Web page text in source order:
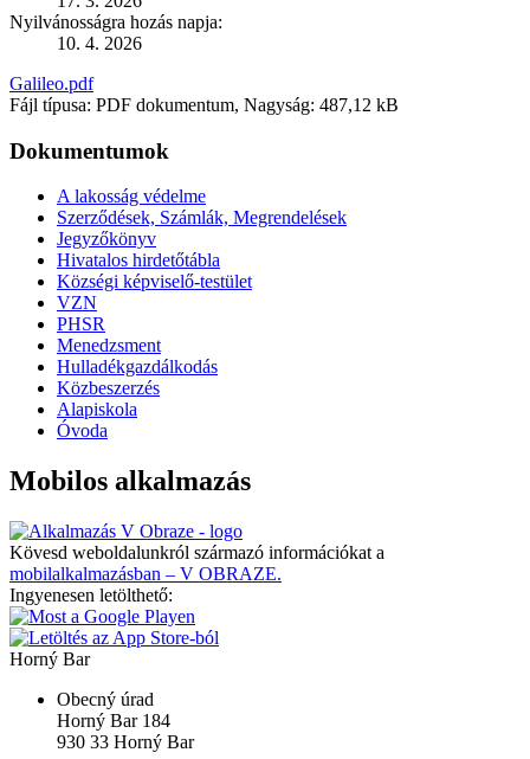
Nyilvánosságra hozás napja:
10. 4. 2026
Galileo.pdf
Fájl típusa: PDF dokumentum, Nagyság: 487,12 kB
Dokumentumok
A lakosság védelme
Szerződések, Számlák, Megrendelések
Jegyzőkönyv
Hivatalos hirdetőtábla
Községi képviselő-testület
VZN
PHSR
Menedzsment
Hulladékgazdálkodás
Közbeszerzés
Alapiskola
Óvoda
Mobilos alkalmazás
Kövesd weboldalunkról származó információkat a
mobilalkalmazásban – V OBRAZE.
Ingyenesen letölthető:
Horný Bar
Obecný úrad
Horný Bar 184
930 33 Horný Bar